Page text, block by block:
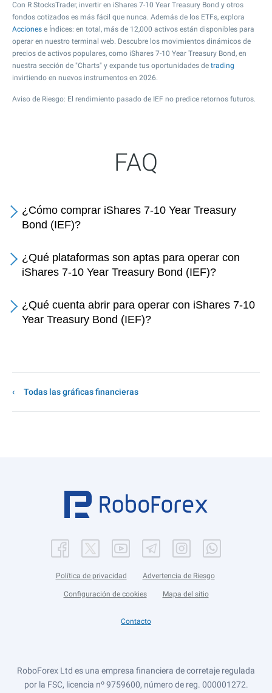
Con R StocksTrader, invertir en iShares 7-10 Year Treasury Bond y otros
fondos cotizados es más fácil que nunca. Además de los ETFs, explora
Acciones e Índices: en total, más de 12,000 activos están disponibles para
operar en nuestro terminal web. Descubre los movimientos dinámicos de
precios de activos populares, como iShares 7-10 Year Treasury Bond, en
nuestra sección de "Charts" y expande tus oportunidades de trading
invirtiendo en nuevos instrumentos en 2026.
Aviso de Riesgo: El rendimiento pasado de IEF no predice retornos futuros.
FAQ
¿Cómo comprar iShares 7-10 Year Treasury
Bond (IEF)?
¿Qué plataformas son aptas para operar con
iShares 7-10 Year Treasury Bond (IEF)?
¿Qué cuenta abrir para operar con iShares 7-10
Year Treasury Bond (IEF)?
Todas las gráficas financieras
Política de privacidad Advertencia de Riesgo
Configuración de cookies Mapa del sitio
Contacto
RoboForex Ltd es una empresa financiera de corretaje regulada
por la FSC, licencia nº 9759600, número de reg. 000001272.